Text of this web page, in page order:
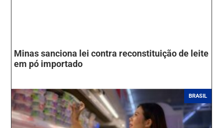
Minas sanciona lei contra reconstituição de leite
em pó importado
BRASIL